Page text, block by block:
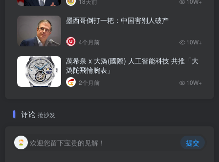
墨西哥倒打一耙：中国害别人破产
4个月前 10W+
萬希泉 x 大溈(國際) 人工智能科技 共推「大
溈陀飛輪腕表」
2个月前 10W+
评论 抢沙发
欢迎您留下宝贵的见解！ 提交